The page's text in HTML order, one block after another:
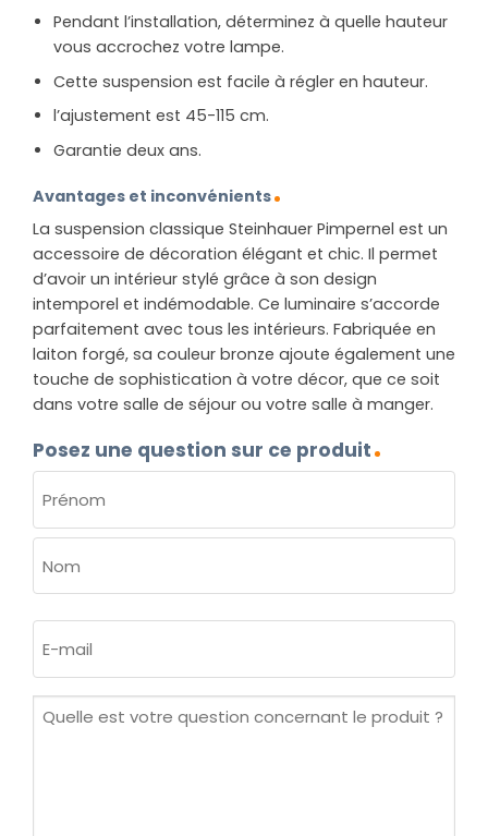
Pendant l’installation, déterminez à quelle hauteur
vous accrochez votre lampe.
Cette suspension est facile à régler en hauteur.
l’ajustement est 45-115 cm.
Garantie deux ans.
Avantages et inconvénients
La suspension classique Steinhauer Pimpernel est un
accessoire de décoration élégant et chic. Il permet
d’avoir un intérieur stylé grâce à son design
intemporel et indémodable. Ce luminaire s’accorde
parfaitement avec tous les intérieurs. Fabriquée en
laiton forgé, sa couleur bronze ajoute également une
touche de sophistication à votre décor, que ce soit
dans votre salle de séjour ou votre salle à manger.
Posez une question sur ce produit
(NÉCESSAIRE)
Prénom
mail
Quelle